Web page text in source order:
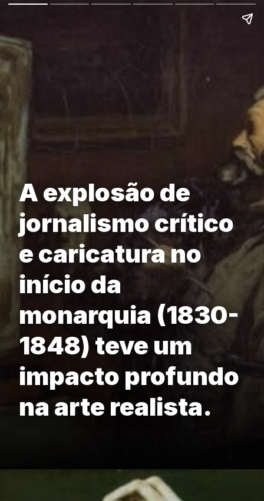
A explosão de
jornalismo crítico
e caricatura no
início da
monarquia (1830-
1848) teve um
impacto profundo
na arte realista.